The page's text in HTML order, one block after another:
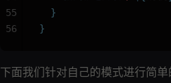
  }
}
55
56
下面我们针对自己的模式进行简单